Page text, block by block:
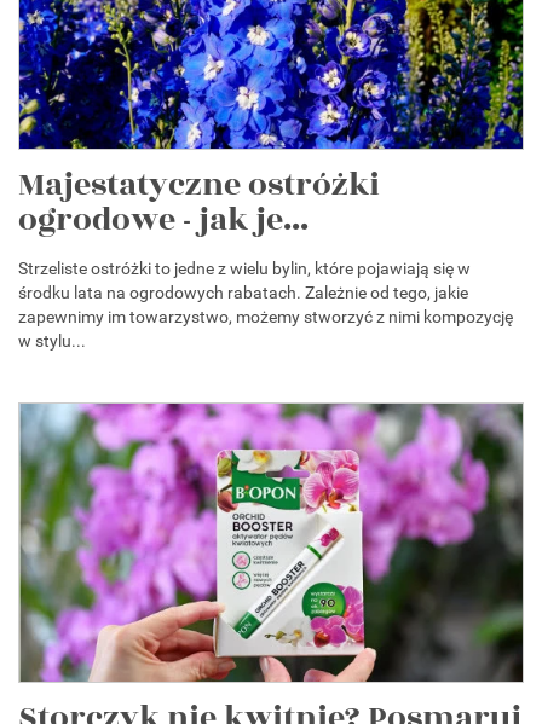
Majestatyczne ostróżki
ogrodowe - jak je...
Strzeliste ostróżki to jedne z wielu bylin, które pojawiają się w
środku lata na ogrodowych rabatach. Zależnie od tego, jakie
zapewnimy im towarzystwo, możemy stworzyć z nimi kompozycję
w stylu...